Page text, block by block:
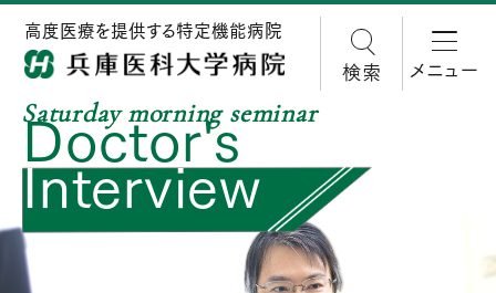
高度医療を提供する特定機能病院
検索 メニュー
Saturday morning seminar
Doctor's
Interview